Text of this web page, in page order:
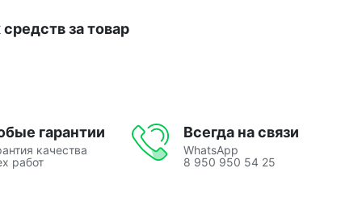
за товар
гарантии
качества
работ
Всегда на связи
WhatsApp
8 950 950 54 25